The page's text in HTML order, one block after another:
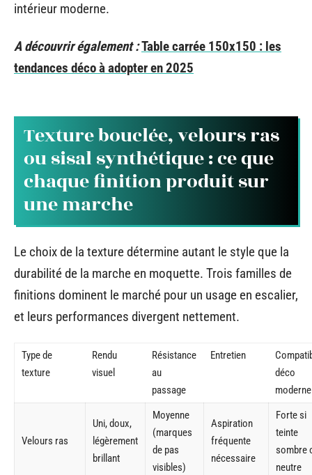
intérieur moderne.
A découvrir également :Table carrée 150x150 : les
tendances déco à adopter en 2025
Texture bouclée, velours ras
ou sisal synthétique : ce que
chaque finition produit sur
une marche
Le choix de la texture détermine autant le style que la
durabilité de la marche en moquette. Trois familles de
finitions dominent le marché pour un usage en escalier,
et leurs performances divergent nettement.
Type de
texture
Rendu
visuel
Résistance
au
passage
Entretien
déco
moderne
Velours ras
Uni, doux,
légèrement
brillant
Moyenne
(marques
de pas
visibles)
Aspiration
fréquente
nécessaire
Forte si
teinte
sombre
neutre